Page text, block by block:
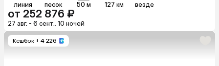
линия песок 50 м 127 км везде
от 252 876 ₽
27 авг. - 6 сент., 10 ночей
Кешбэк + 4 226